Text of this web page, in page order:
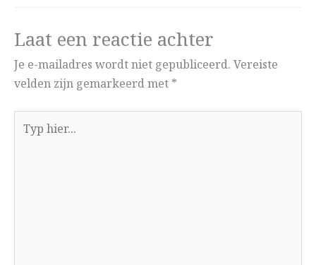
Laat een reactie achter
Je e-mailadres wordt niet gepubliceerd. Vereiste
velden zijn gemarkeerd met *
hier...